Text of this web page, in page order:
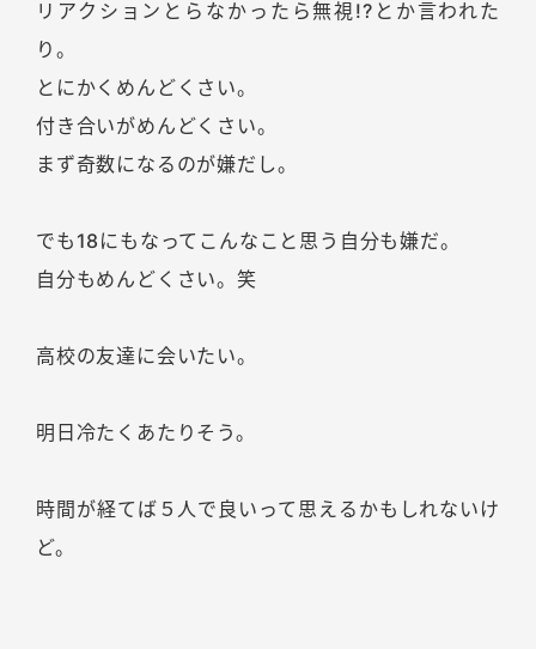
リアクションとらなかったら無視!?とか言われた
り。
とにかくめんどくさい。
付き合いがめんどくさい。
まず奇数になるのが嫌だし。
でも18にもなってこんなこと思う自分も嫌だ。
自分もめんどくさい。笑
高校の友達に会いたい。
明日冷たくあたりそう。
時間が経てば５人で良いって思えるかもしれないけ
ど。